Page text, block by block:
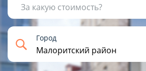
За какую стоимость?
USD BYN EUR
Город